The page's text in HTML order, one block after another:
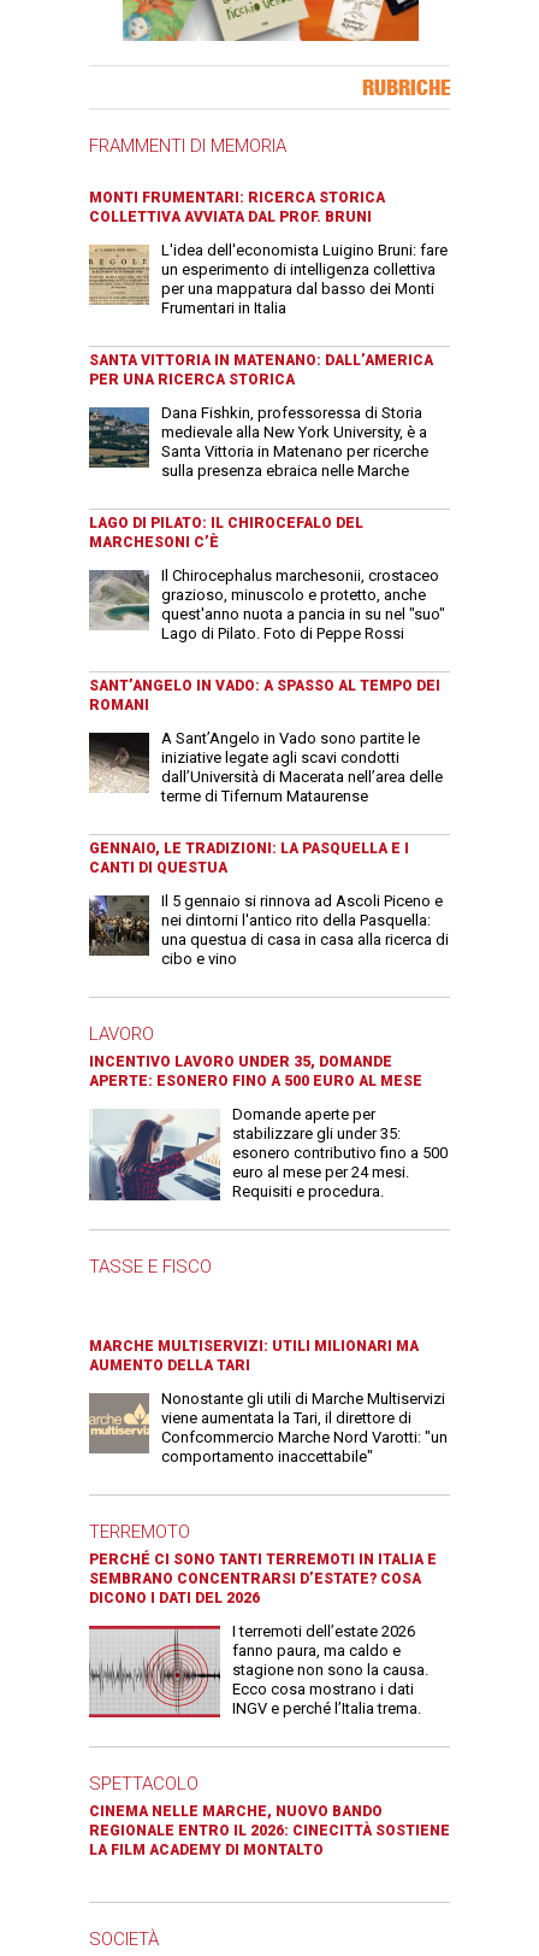
RUBRICHE
FRAMMENTI DI MEMORIA
MONTI FRUMENTARI: RICERCA STORICA
COLLETTIVA AVVIATA DAL PROF. BRUNI
L'idea dell'economista Luigino Bruni: fare
un esperimento di intelligenza collettiva
per una mappatura dal basso dei Monti
Frumentari in Italia
SANTA VITTORIA IN MATENANO: DALL’AMERICA
PER UNA RICERCA STORICA
Dana Fishkin, professoressa di Storia
medievale alla New York University, è a
Santa Vittoria in Matenano per ricerche
sulla presenza ebraica nelle Marche
LAGO DI PILATO: IL CHIROCEFALO DEL
MARCHESONI C’È
Il Chirocephalus marchesonii, crostaceo
grazioso, minuscolo e protetto, anche
quest'anno nuota a pancia in su nel "suo"
Lago di Pilato. Foto di Peppe Rossi
SANT’ANGELO IN VADO: A SPASSO AL TEMPO DEI
ROMANI
A Sant’Angelo in Vado sono partite le
iniziative legate agli scavi condotti
dall’Università di Macerata nell’area delle
terme di Tifernum Mataurense
GENNAIO, LE TRADIZIONI: LA PASQUELLA E I
CANTI DI QUESTUA
Il 5 gennaio si rinnova ad Ascoli Piceno e
nei dintorni l'antico rito della Pasquella:
una questua di casa in casa alla ricerca di
cibo e vino
LAVORO
INCENTIVO LAVORO UNDER 35, DOMANDE
APERTE: ESONERO FINO A 500 EURO AL MESE
Domande aperte per
stabilizzare gli under 35:
esonero contributivo fino a 500
euro al mese per 24 mesi.
Requisiti e procedura.
TASSE E FISCO
MARCHE MULTISERVIZI: UTILI MILIONARI MA
AUMENTO DELLA TARI
Nonostante gli utili di Marche Multiservizi
viene aumentata la Tari, il direttore di
Confcommercio Marche Nord Varotti: "un
comportamento inaccettabile"
TERREMOTO
PERCHÉ CI SONO TANTI TERREMOTI IN ITALIA E
SEMBRANO CONCENTRARSI D’ESTATE? COSA
DICONO I DATI DEL 2026
I terremoti dell’estate 2026
fanno paura, ma caldo e
stagione non sono la causa.
Ecco cosa mostrano i dati
INGV e perché l’Italia trema.
SPETTACOLO
CINEMA NELLE MARCHE, NUOVO BANDO
REGIONALE ENTRO IL 2026: CINECITTÀ SOSTIENE
LA FILM ACADEMY DI MONTALTO
SOCIETÀ